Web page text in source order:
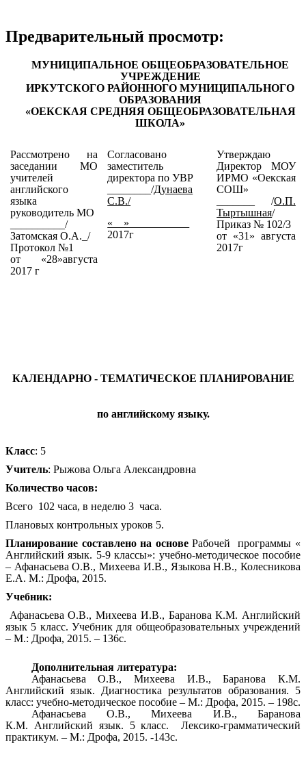
Предварительный просмотр:
МУНИЦИПАЛЬНОЕ ОБЩЕОБРАЗОВАТЕЛЬНОЕ
УЧРЕЖДЕНИЕ
ИРКУТСКОГО РАЙОННОГО МУНИЦИПАЛЬНОГО
ОБРАЗОВАНИЯ
«ОЕКСКАЯ СРЕДНЯЯ ОБЩЕОБРАЗОВАТЕЛЬНАЯ
ШКОЛА»
Рассмотрено на
заседании МО
учителей
английского
языка
руководитель МО
__________/
Затомская О.А._/
Протокол №1
от «28»августа
2017 г
Согласовано
заместитель
директора по УВР
________/Дунаева
С.В./
«__»___________
2017г
Утверждаю
Директор МОУ
ИРМО «Оекская
СОШ»
_______ /О.П.
Тыртышная/
Приказ № 102/3
от «31» августа
2017г
КАЛЕНДАРНО - ТЕМАТИЧЕСКОЕ ПЛАНИРОВАНИЕ
по английскому языку.
Класс: 5
Учитель: Рыжова Ольга Александровна
Количество часов:
Всего 102 часа, в неделю 3 часа.
Плановых контрольных уроков 5.
Планирование составлено на основеРабочей программы «
Английский язык. 5-9 классы»: учебно-методическое пособие
– Афанасьева О.В., Михеева И.В., Языкова Н.В., Колесникова
Е.А. М.: Дрофа, 2015.
Учебник:
Афанасьева О.В., Михеева И.В., Баранова К.М. Английский
язык 5 класс. Учебник для общеобразовательных учреждений
– М.: Дрофа, 2015. – 136с.
Дополнительная литература:
Афанасьева О.В., Михеева И.В., Баранова К.М.
Английский язык. Диагностика результатов образования. 5
класс: учебно-методическое пособие – М.: Дрофа, 2015. – 198с.
Афанасьева О.В., Михеева И.В., Баранова
К.М.
Английский язык. 5 класс. Лексико-грамматический
практикум. – М.: Дрофа, 2015. -143с.